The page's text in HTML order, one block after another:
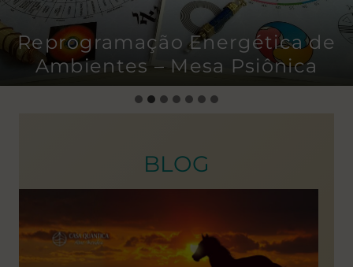
de
Psiônica
Sólidos Platônicos
– com
BLOG